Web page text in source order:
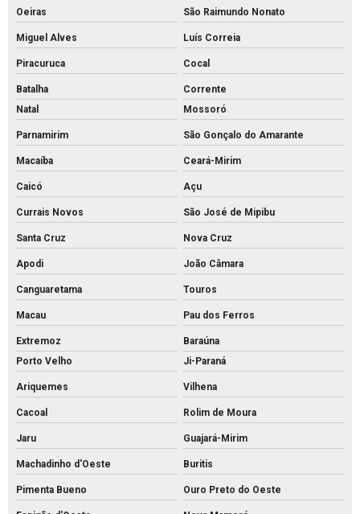
Oeiras São Raimundo Nonato
Miguel Alves Luís Correia
Piracuruca Cocal
Batalha
Corrente
Natal
Mossoró
Parnamirim São Gonçalo do Amarante
Macaíba Ceará-Mirim
Caicó Açu
Currais Novos São José de Mipibu
Santa Cruz Nova Cruz
Apodi João Câmara
Canguaretama Touros
Macau Pau dos Ferros
Extremoz
Baraúna
Porto Velho
Ji-Paraná
Ariquemes Vilhena
Cacoal Rolim de Moura
Jaru Guajará-Mirim
Machadinho d'Oeste Buritis
Pimenta Bueno Ouro Preto do Oeste